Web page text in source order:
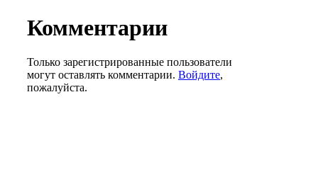
Комментарии
Только зарегистрированные пользователи
могут оставлять комментарии. Войдите,
пожалуйста.